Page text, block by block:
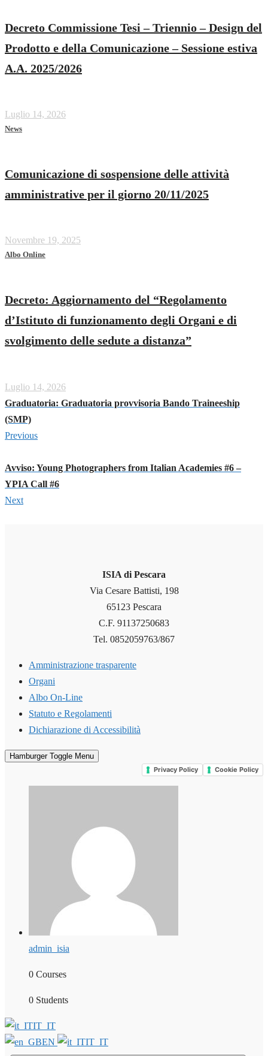
Decreto Commissione Tesi – Triennio – Design del
Prodotto e della Comunicazione – Sessione estiva
A.A. 2025/2026
Luglio 14, 2026
News
Comunicazione di sospensione delle attività
amministrative per il giorno 20/11/2025
Novembre 19, 2025
Albo Online
Decreto: Aggiornamento del “Regolamento
d’Istituto di funzionamento degli Organi e di
svolgimento delle sedute a distanza”
Luglio 14, 2026
Graduatoria: Graduatoria provvisoria Bando Traineeship
(SMP)
Previous
Avviso: Young Photographers from Italian Academies #6 –
YPIA Call #6
Next
ISIA di Pescara
Via Cesare Battisti, 198
65123 Pescara
C.F. 91137250683
Tel. 0852059763/867
Amministrazione trasparente
Organi
Albo On-Line
Statuto e Regolamenti
Dichiarazione di Accessibilità
Hamburger Toggle Menu
Privacy Policy Cookie Policy
admin_isia
0 Courses
0 Students
IT_IT
EN
IT_IT